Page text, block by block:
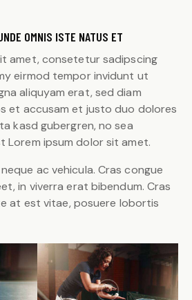
OMNIS ISTE NATUS ET
amet, consetetur sadipscing
eirmod tempor invidunt ut
aliquyam erat, sed diam
et accusam et justo duo dolores
kasd gubergren, no sea
Lorem ipsum dolor sit amet.
ac vehicula. Cras congue
in viverra erat bibendum. Cras
at est vitae, posuere lobortis